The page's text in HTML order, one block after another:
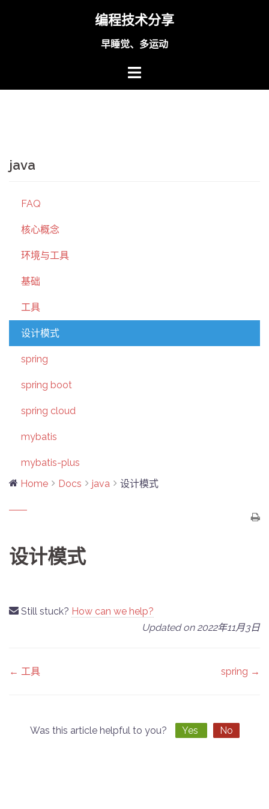
编程技术分享
早睡觉、多运动
java
FAQ
核心概念
环境与工具
基础
工具
设计模式
spring
spring boot
spring cloud
mybatis
mybatis-plus
Home
Docs java 设计模式
设计模式
Still stuck? How can we help?
Updated on 2022年11月3日
Doc
← 工具 spring →
Was this article helpful to you? Yes No